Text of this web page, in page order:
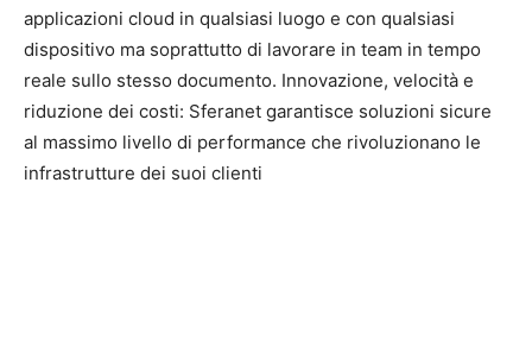
applicazioni cloud in qualsiasi luogo e con qualsiasi
dispositivo ma soprattutto di lavorare in team in tempo
reale sullo stesso documento. Innovazione, velocità e
riduzione dei costi: Sferanet garantisce soluzioni sicure
al massimo livello di performance che rivoluzionano le
infrastrutture dei suoi clienti